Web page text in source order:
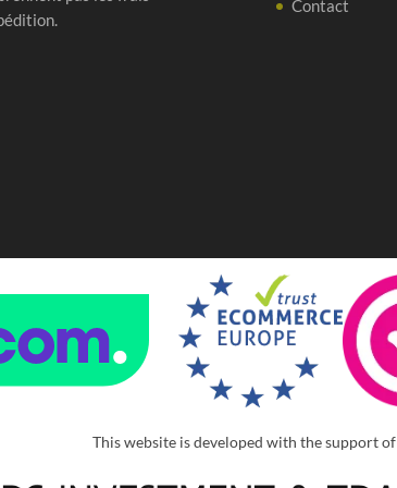
Contact
This website is developed with the support of